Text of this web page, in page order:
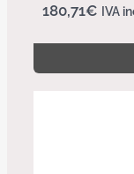
180,71€ IVA